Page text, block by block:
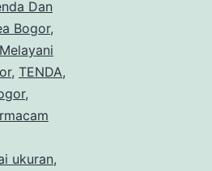
Dan
Bogor,
, TENDA,
,
ukuran,